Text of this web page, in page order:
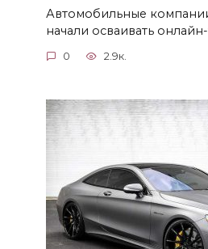
Автомобильные
начали осваивать
0 2.9к.